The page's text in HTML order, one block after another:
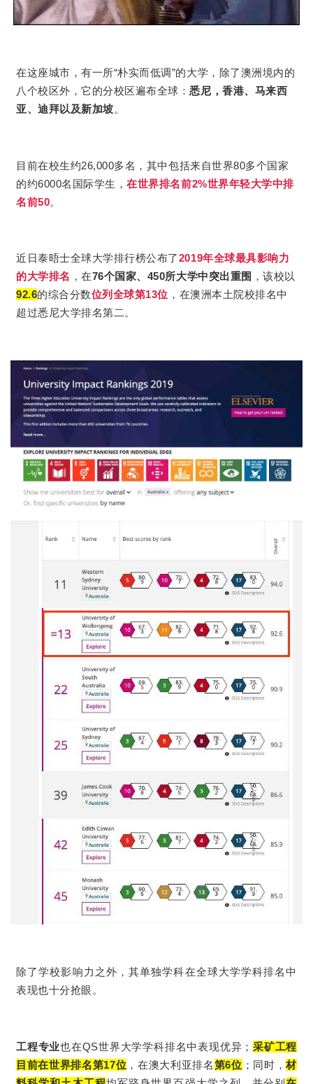
在这座城市，有一所“朴实而低调”的大学，除了澳洲境内的
八个校区外，它的分校区遍布全球：悉尼，香港、马来西
亚、迪拜以及新加坡。
目前在校生约26,000多名，其中包括来自世界80多个国家
的约6000名国际学生，在世界排名前2%世界年轻大学中排
名前50。
近日泰晤士全球大学排行榜公布了2019年全球最具影响力
的大学排名 ，在76个国家、450所大学中突出重围 ，该校以
92.6的综合分数位列全球第13位 ，在澳洲本土院校排名中
超过悉尼大学排名第二。
除了学校影响力之外，其单独学科在全球大学学科排名中
表现也十分抢眼。
工程专业也在QS世界大学学科排名中表现优异； 采矿工程
目前在世界排名第17位 ，在澳大利亚排名第6位 ；同时，材